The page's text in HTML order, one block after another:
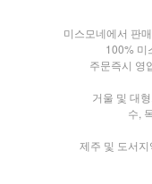
미스모네에서 판
100% 미
주문즉시 영
거울 및 대
수,
제주 및 도서